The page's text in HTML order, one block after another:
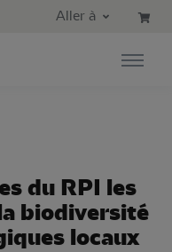
au menu principal
Aller à
du RPI les
biodiversité
locaux